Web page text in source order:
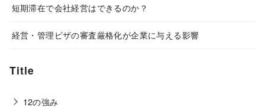
短期滞在で会社経営はできるのか？
経営・管理ビザの審査厳格化が企業に与える影響
Title
12の強み